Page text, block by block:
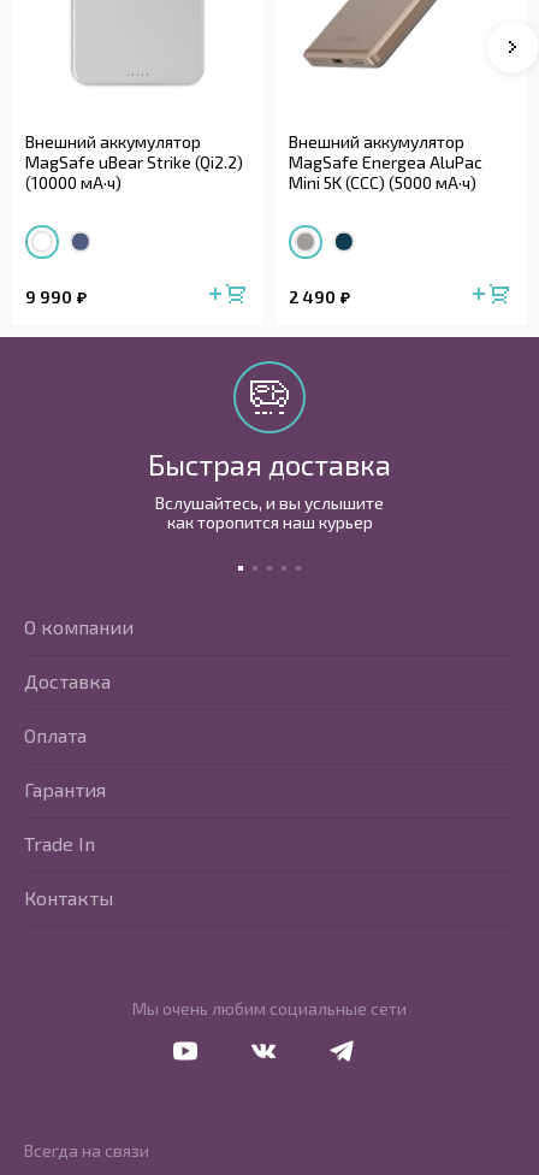
Внешний аккумулятор
MagSafe uBear Strike (Qi2.2)
(10000 мА·ч)
9 990
Внешний аккумулятор
MagSafe Energea AluPac
Mini 5K (CCC) (5000 мА·ч)
2 490
Быстрая доставка
Вслушайтесь, и вы услышите
как торопится наш курьер
Мы очень любим социальные сети
О компании
Доставка
Оплата
Гарантия
Trade In
Контакты
Всегда на связи